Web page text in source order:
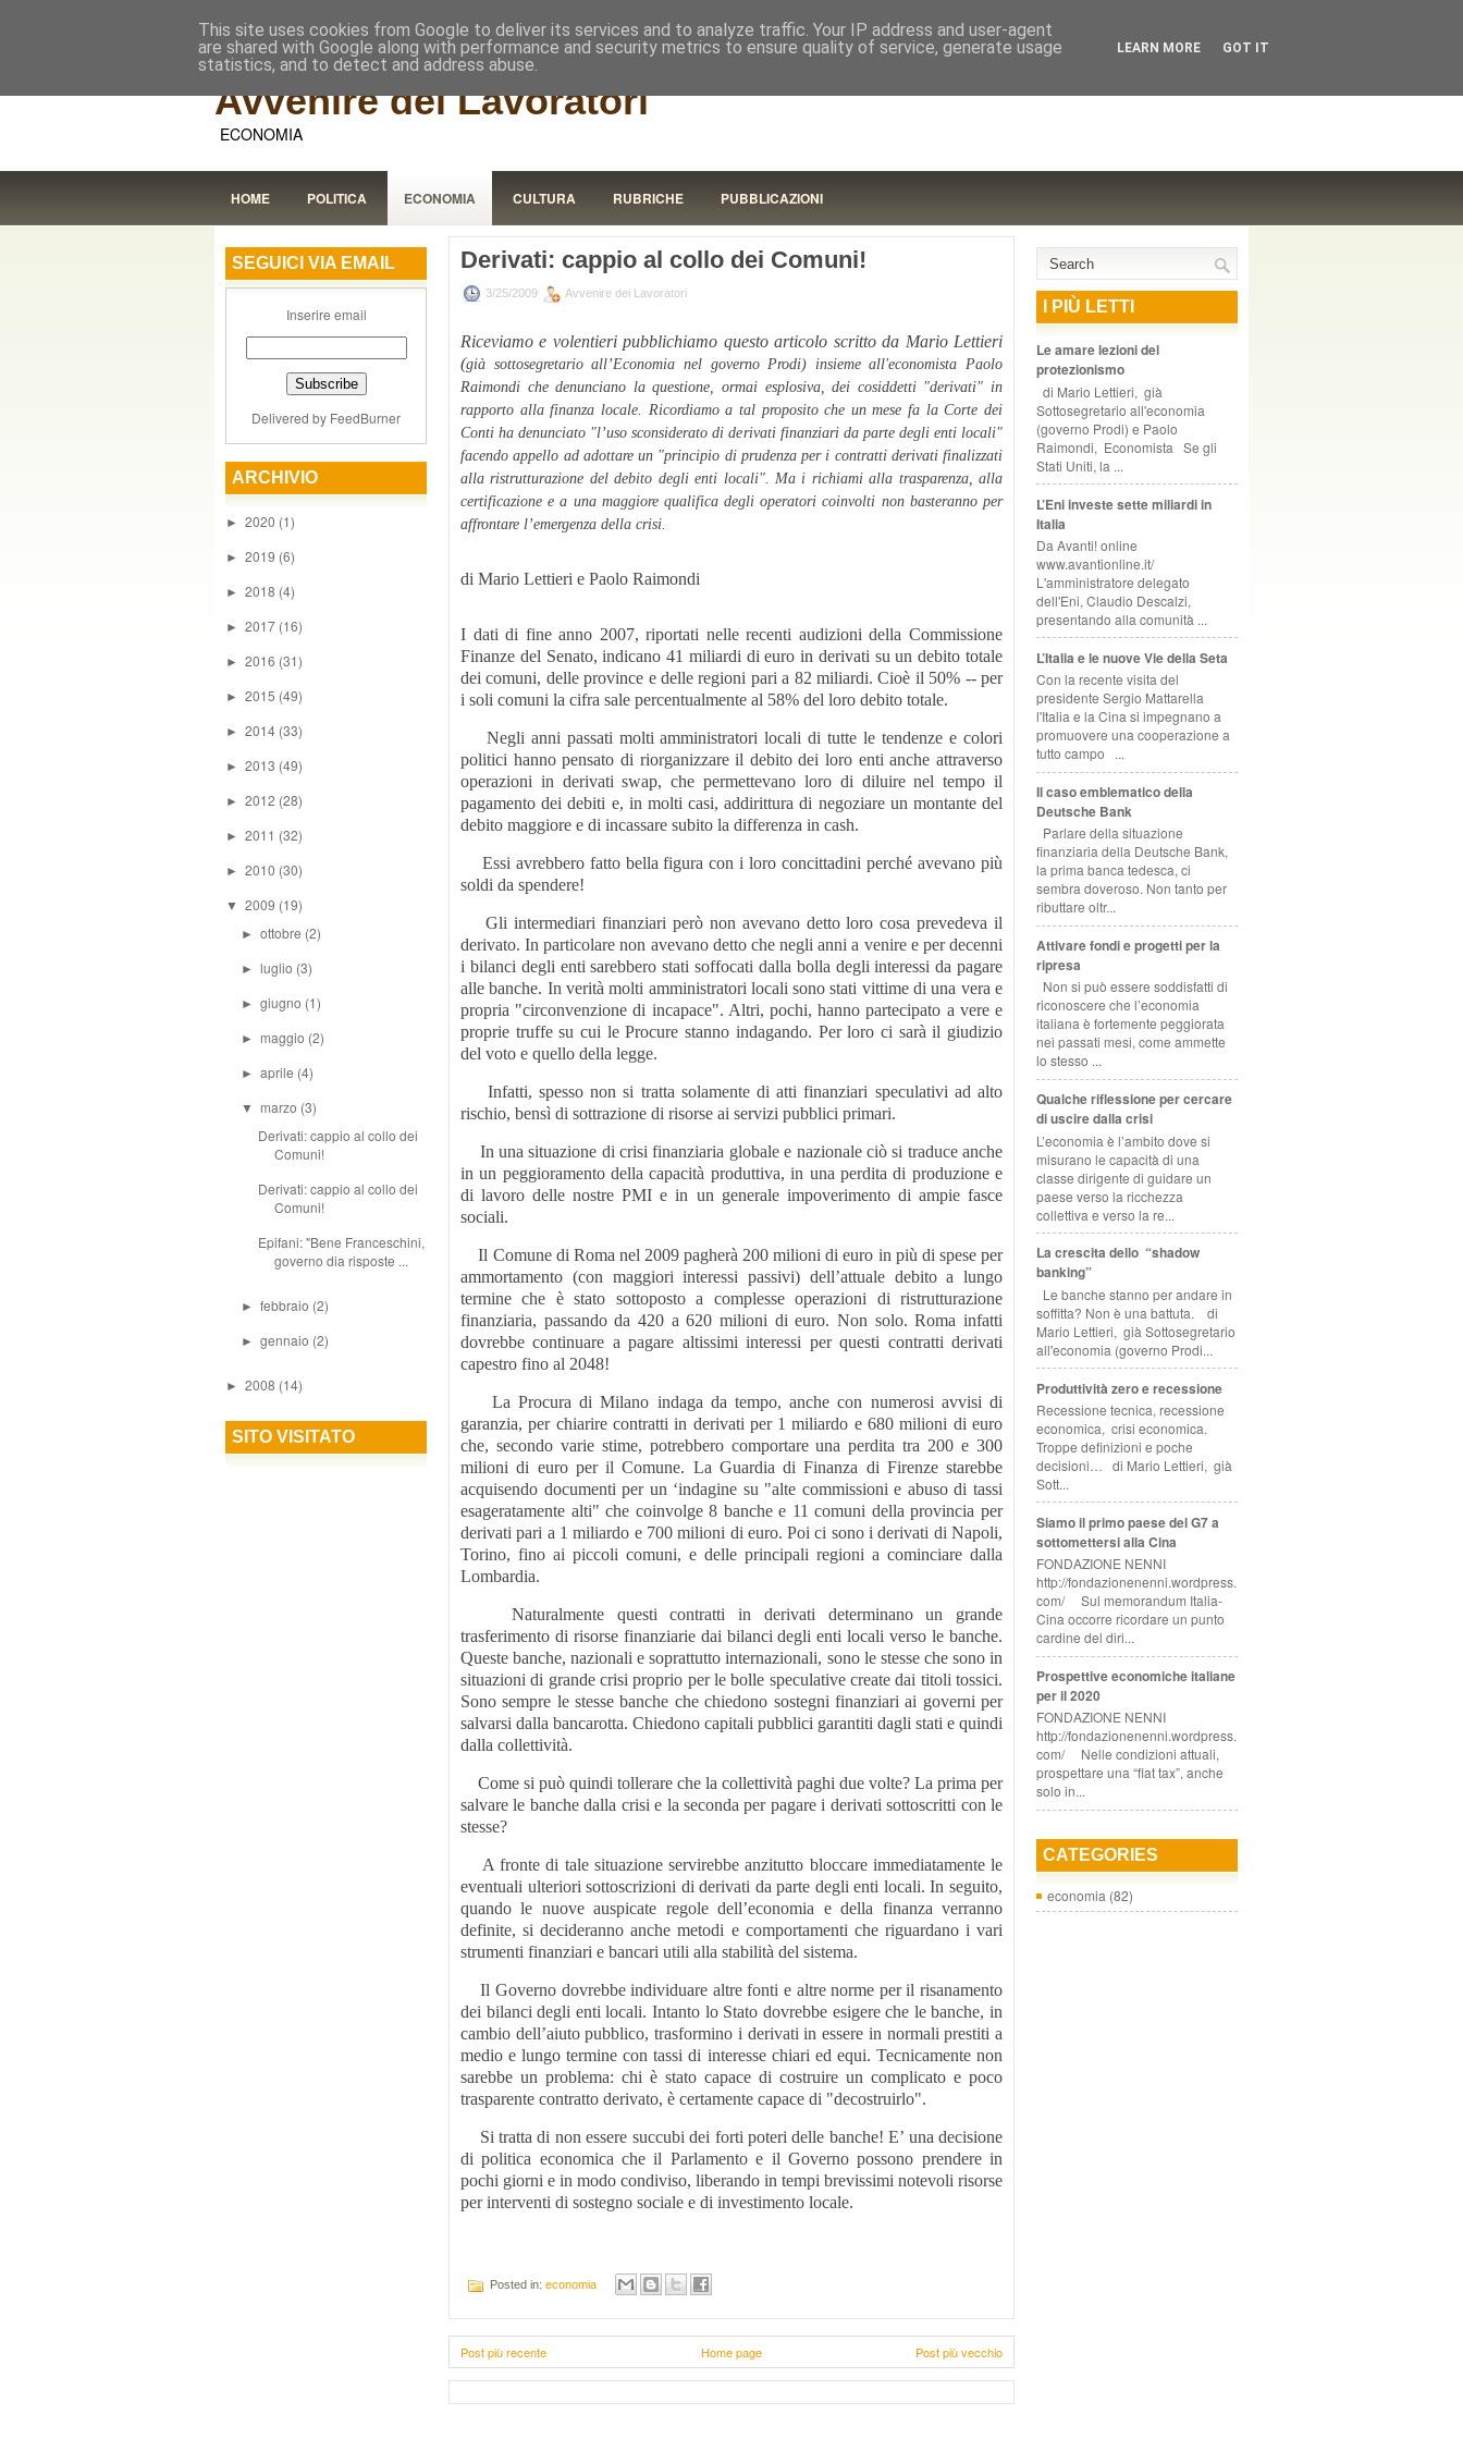
RISTORANTE COOPERATIVO, ZURIGO
Avvenire dei Lavoratori
ECONOMIA
HOME POLITICA ECONOMIA CULTURA RUBRICHE PUBBLICAZIONI
SEGUICI VIA EMAIL
Inserire email
Delivered by FeedBurner
ARCHIVIO
► 2020 (1)
► 2019 (6)
► 2018 (4)
► 2017 (16)
► 2016 (31)
► 2015 (49)
► 2014 (33)
► 2013 (49)
► 2012 (28)
► 2011 (32)
► 2010 (30)
▼ 2009 (19)
►ottobre (2)
► luglio (3)
►giugno (1)
► maggio (2)
►aprile (4)
▼ marzo (3)
Derivati: cappio al collo dei
Comuni!
Derivati: cappio al collo dei
Comuni!
Epifani: "Bene Franceschini,
governo dia risposte ...
►febbraio (2)
►gennaio (2)
► 2008 (14)
SITO VISITATO
Derivati: cappio al collo dei Comuni!
3/25/2009 Avvenire dei Lavoratori
Riceviamo e volentieri pubblichiamo questo articolo scritto da Mario Lettieri
(già sottosegretario all’Economia nel governo Prodi) insieme all'economista Paolo
Raimondi che denunciano la questione, ormai esplosiva, dei cosiddetti "derivati" in
rapporto alla finanza locale. Ricordiamo a tal proposito che un mese fa la Corte dei
Conti ha denunciato "l’uso sconsiderato di derivati finanziari da parte degli enti locali"
facendo appello ad adottare un "principio di prudenza per i contratti derivati finalizzati
alla ristrutturazione del debito degli enti locali". Ma i richiami alla trasparenza, alla
certificazione e a una maggiore qualifica degli operatori coinvolti non basteranno per
affrontare l’emergenza della crisi.
di Mario Lettieri e Paolo Raimondi
I dati di fine anno 2007, riportati nelle recenti audizioni della Commissione
Finanze del Senato, indicano 41 miliardi di euro in derivati su un debito totale
dei comuni, delle province e delle regioni pari a 82 miliardi. Cioè il 50% -- per
i soli comuni la cifra sale percentualmente al 58% del loro debito totale.
Negli anni passati molti amministratori locali di tutte le tendenze e colori
politici hanno pensato di riorganizzare il debito dei loro enti anche attraverso
operazioni in derivati swap, che permettevano loro di diluire nel tempo il
pagamento dei debiti e, in molti casi, addirittura di negoziare un montante del
debito maggiore e di incassare subito la differenza in cash.
Essi avrebbero fatto bella figura con i loro concittadini perché avevano più
soldi da spendere!
Gli intermediari finanziari però non avevano detto loro cosa prevedeva il
derivato. In particolare non avevano detto che negli anni a venire e per decenni
i bilanci degli enti sarebbero stati soffocati dalla bolla degli interessi da pagare
alle banche. In verità molti amministratori locali sono stati vittime di una vera e
propria "circonvenzione di incapace". Altri, pochi, hanno partecipato a vere e
proprie truffe su cui le Procure stanno indagando. Per loro ci sarà il giudizio
del voto e quello della legge.
Infatti, spesso non si tratta solamente di atti finanziari speculativi ad alto
rischio, bensì di sottrazione di risorse ai servizi pubblici primari.
In una situazione di crisi finanziaria globale e nazionale ciò si traduce anche
in un peggioramento della capacità produttiva, in una perdita di produzione e
di lavoro delle nostre PMI e in un generale impoverimento di ampie fasce
sociali.
Il Comune di Roma nel 2009 pagherà 200 milioni di euro in più di spese per
ammortamento (con maggiori interessi passivi) dell’attuale debito a lungo
termine che è stato sottoposto a complesse operazioni di ristrutturazione
finanziaria, passando da 420 a 620 milioni di euro. Non solo. Roma infatti
dovrebbe continuare a pagare altissimi interessi per questi contratti derivati
capestro fino al 2048!
La Procura di Milano indaga da tempo, anche con numerosi avvisi di
garanzia, per chiarire contratti in derivati per 1 miliardo e 680 milioni di euro
che, secondo varie stime, potrebbero comportare una perdita tra 200 e 300
milioni di euro per il Comune. La Guardia di Finanza di Firenze starebbe
acquisendo documenti per un ‘indagine su "alte commissioni e abuso di tassi
esageratamente alti" che coinvolge 8 banche e 11 comuni della provincia per
derivati pari a 1 miliardo e 700 milioni di euro. Poi ci sono i derivati di Napoli,
Torino, fino ai piccoli comuni, e delle principali regioni a cominciare dalla
Lombardia.
Naturalmente questi contratti in derivati determinano un grande
trasferimento di risorse finanziarie dai bilanci degli enti locali verso le banche.
Queste banche, nazionali e soprattutto internazionali, sono le stesse che sono in
situazioni di grande crisi proprio per le bolle speculative create dai titoli tossici.
Sono sempre le stesse banche che chiedono sostegni finanziari ai governi per
salvarsi dalla bancarotta. Chiedono capitali pubblici garantiti dagli stati e quindi
dalla collettività.
Come si può quindi tollerare che la collettività paghi due volte? La prima per
salvare le banche dalla crisi e la seconda per pagare i derivati sottoscritti con le
stesse?
A fronte di tale situazione servirebbe anzitutto bloccare immediatamente le
eventuali ulteriori sottoscrizioni di derivati da parte degli enti locali. In seguito,
quando le nuove auspicate regole dell’economia e della finanza verranno
definite, si decideranno anche metodi e comportamenti che riguardano i vari
strumenti finanziari e bancari utili alla stabilità del sistema.
Il Governo dovrebbe individuare altre fonti e altre norme per il risanamento
dei bilanci degli enti locali. Intanto lo Stato dovrebbe esigere che le banche, in
cambio dell’aiuto pubblico, trasformino i derivati in essere in normali prestiti a
medio e lungo termine con tassi di interesse chiari ed equi. Tecnicamente non
sarebbe un problema: chi è stato capace di costruire un complicato e poco
trasparente contratto derivato, è certamente capace di "decostruirlo".
Si tratta di non essere succubi dei forti poteri delle banche! E’ una decisione
di politica economica che il Parlamento e il Governo possono prendere in
pochi giorni e in modo condiviso, liberando in tempi brevissimi notevoli risorse
per interventi di sostegno sociale e di investimento locale.
Posted in: economia
Post più recente Post più vecchio
Home page
I PIÙ LETTI
Le amare lezioni del
protezionismo
di Mario Lettieri, già
Sottosegretario all'economia
(governo Prodi) e Paolo
Raimondi, Economista Se gli
Stati Uniti, la ...
L’Eni investe sette miliardi in
Italia
Da Avanti! online
www.avantionline.it/
L'amministratore delegato
dell'Eni, Claudio Descalzi,
presentando alla comunità ...
L’Italia e le nuove Vie della Seta
Con la recente visita del
presidente Sergio Mattarella
l'Italia e la Cina si impegnano a
promuovere una cooperazione a
tutto campo ...
Il caso emblematico della
Deutsche Bank
Parlare della situazione
finanziaria della Deutsche Bank,
la prima banca tedesca, ci
sembra doveroso. Non tanto per
ributtare oltr...
Attivare fondi e progetti per la
ripresa
Non si può essere soddisfatti di
riconoscere che l’economia
italiana è fortemente peggiorata
nei passati mesi, come ammette
lo stesso ...
Qualche riflessione per cercare
di uscire dalla crisi
L’economia è l’ambito dove si
misurano le capacità di una
classe dirigente di guidare un
paese verso la ricchezza
collettiva e verso la re...
La crescita dello “shadow
banking”
Le banche stanno per andare in
soffitta? Non è una battuta. di
Mario Lettieri, già Sottosegretario
all'economia (governo Prodi...
Produttività zero e recessione
Recessione tecnica, recessione
economica, crisi economica.
Troppe definizioni e poche
decisioni… di Mario Lettieri, già
Sott...
Siamo il primo paese del G7 a
sottomettersi alla Cina
FONDAZIONE NENNI
http://fondazionenenni.wordpress.
com/ Sul memorandum Italia-
Cina occorre ricordare un punto
cardine del diri...
Prospettive economiche italiane
per il 2020
FONDAZIONE NENNI
http://fondazionenenni.wordpress.
com/ Nelle condizioni attuali,
prospettare una “flat tax”, anche
solo in...
CATEGORIES
economia (82)
This site uses cookies from Google to deliver its services and to analyze traffic. Your IP address and user-agent
are shared with Google along with performance and security metrics to ensure quality of service, generate usage
statistics, and to detect and address abuse.
LEARN MORE GOT IT